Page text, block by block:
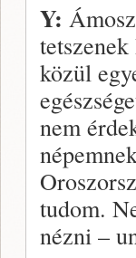
Y:
közül
nem
tudom.
nézni –